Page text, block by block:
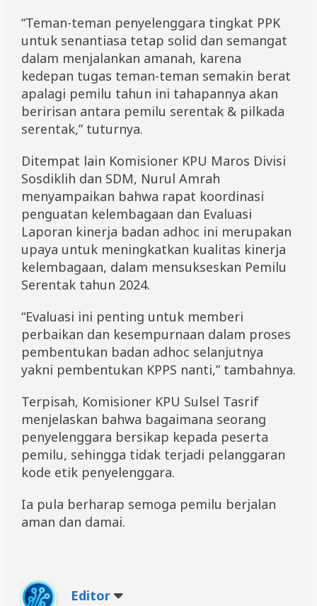
“Teman-teman penyelenggara tingkat PPK
untuk senantiasa tetap solid dan semangat
dalam menjalankan amanah, karena
kedepan tugas teman-teman semakin berat
apalagi pemilu tahun ini tahapannya akan
beririsan antara pemilu serentak & pilkada
serentak,” tuturnya.
Ditempat lain Komisioner KPU Maros Divisi
Sosdiklih dan SDM, Nurul Amrah
menyampaikan bahwa rapat koordinasi
penguatan kelembagaan dan Evaluasi
Laporan kinerja badan adhoc ini merupakan
upaya untuk meningkatkan kualitas kinerja
kelembagaan, dalam mensukseskan Pemilu
Serentak tahun 2024.
“Evaluasi ini penting untuk memberi
perbaikan dan kesempurnaan dalam proses
pembentukan badan adhoc selanjutnya
yakni pembentukan KPPS nanti,” tambahnya.
Terpisah, Komisioner KPU Sulsel Tasrif
menjelaskan bahwa bagaimana seorang
penyelenggara bersikap kepada peserta
pemilu, sehingga tidak terjadi pelanggaran
kode etik penyelenggara.
Ia pula berharap semoga pemilu berjalan
aman dan damai.
Editor